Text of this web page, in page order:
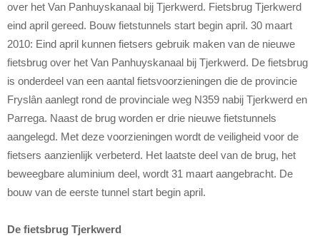
over het Van Panhuyskanaal bij Tjerkwerd. Fietsbrug Tjerkwerd
eind april gereed. Bouw fietstunnels start begin april. 30 maart
2010: Eind april kunnen fietsers gebruik maken van de nieuwe
fietsbrug over het Van Panhuyskanaal bij Tjerkwerd. De fietsbrug
is onderdeel van een aantal fietsvoorzieningen die de provincie
Fryslân aanlegt rond de provinciale weg N359 nabij Tjerkwerd en
Parrega. Naast de brug worden er drie nieuwe fietstunnels
aangelegd. Met deze voorzieningen wordt de veiligheid voor de
fietsers aanzienlijk verbeterd. Het laatste deel van de brug, het
beweegbare aluminium deel, wordt 31 maart aangebracht. De
bouw van de eerste tunnel start begin april.
De fietsbrug Tjerkwerd